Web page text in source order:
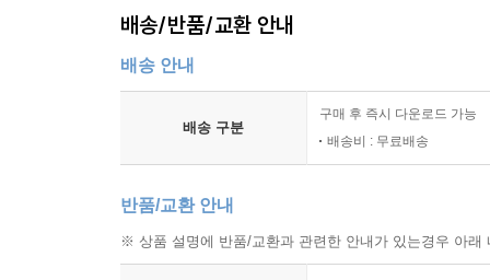
품질 기준의 구성 요소
검토 유형과 적용 시점
체크리스트 기반 검토 방식
피드백 분류와 반영 규칙
품질 이슈 기록과 재발 방지
챕터 9 성과 관리와 운영 지표
운영 목표의 설정 방식
배송/반품/교환 안내
배송 안내
배송 구분
구매 후 즉시 다운로드 가능
배송비 : 무료배송
반품/교환 안내
※ 상품 설명에 반품/교환과 관련한 안내가 있는경우 아